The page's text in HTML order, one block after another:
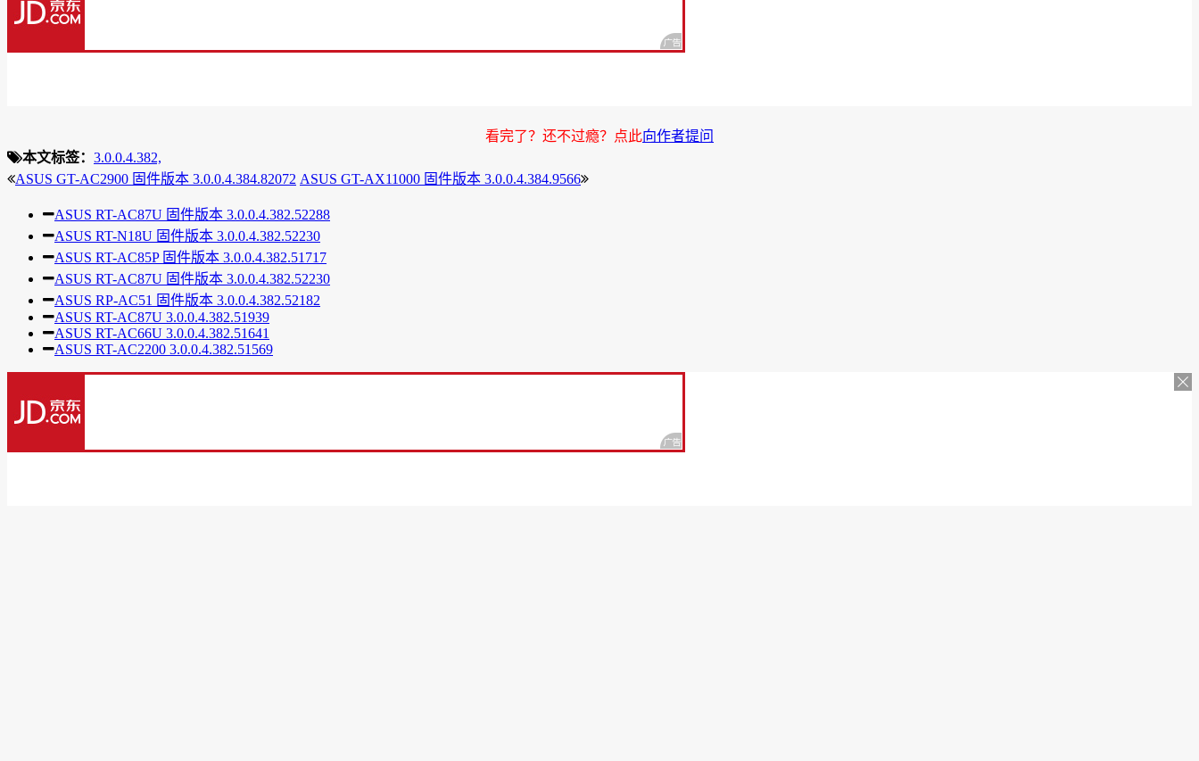
看完了？还不过瘾？点此向作者提问
本文标签： 3.0.0.4.382,
ASUS GT-AC2900 固件版本 3.0.0.4.384.82072 ASUS GT-AX11000 固件版本 3.0.0.4.384.9566
ASUS RT-AC87U 固件版本 3.0.0.4.382.52288
ASUS RT-N18U 固件版本 3.0.0.4.382.52230
ASUS RT-AC85P 固件版本 3.0.0.4.382.51717
ASUS RT-AC87U 固件版本 3.0.0.4.382.52230
ASUS RP-AC51 固件版本 3.0.0.4.382.52182
ASUS RT-AC87U 3.0.0.4.382.51939
ASUS RT-AC66U 3.0.0.4.382.51641
ASUS RT-AC2200 3.0.0.4.382.51569